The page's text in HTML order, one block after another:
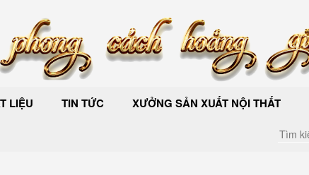
LIỆU TIN TỨC XƯỞNG SẢN XUẤT NỘI THẤT